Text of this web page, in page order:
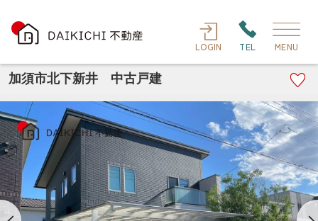
LOGIN TEL MENU
加須市北下新井 中古戸建